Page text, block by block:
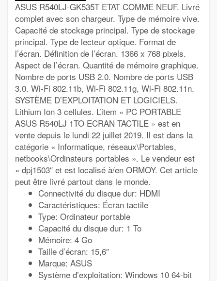
ASUS R540LJ-GK535T ETAT COMME NEUF. Livré
complet avec son chargeur. Type de mémoire vive.
Capacité de stockage principal. Type de stockage
principal. Type de lecteur optique. Format de
l’écran. Définition de l’écran. 1366 x 768 pixels.
Aspect de l’écran. Quantité de mémoire graphique.
Nombre de ports USB 2.0. Nombre de ports USB
3.0. Wi-Fi 802.11b, Wi-Fi 802.11g, Wi-Fi 802.11n.
SYSTÈME D’EXPLOITATION ET LOGICIELS.
Lithium Ion 3 cellules. L’item « PC PORTABLE
ASUS R540LJ 1TO ECRAN TACTILE » est en
vente depuis le lundi 22 juillet 2019. Il est dans la
catégorie « Informatique, réseaux\Portables,
netbooks\Ordinateurs portables ». Le vendeur est
« dpj1503″ et est localisé à/en ORMOY. Cet article
peut être livré partout dans le monde.
Connectivité du disque dur: HDMI
Caractéristiques: Écran tactile
Type: Ordinateur portable
Capacité du disque dur: 1 To
Mémoire: 4 Go
Taille d’écran: 15,6″
Marque: ASUS
Système d’exploitation: Windows 10 64-bit